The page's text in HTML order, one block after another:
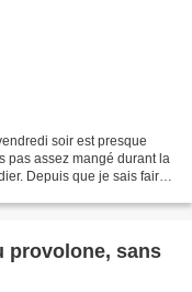
soir est presque
pas assez mangé durant la
Depuis que je sais faire
provolone, sans